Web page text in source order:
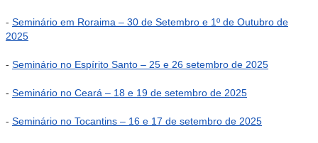
- Seminário em Roraima – 30 de Setembro e 1º de Outubro de
2025
- Seminário no Espírito Santo – 25 e 26 setembro de 2025
- Seminário no Ceará – 18 e 19 de setembro de 2025
- Seminário no Tocantins – 16 e 17 de setembro de 2025